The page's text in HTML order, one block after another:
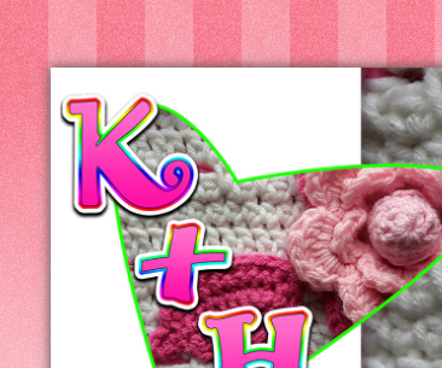
Kreatív+Hobby
Alkotóműhely